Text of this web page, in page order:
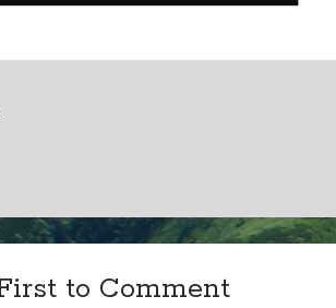
to Comment